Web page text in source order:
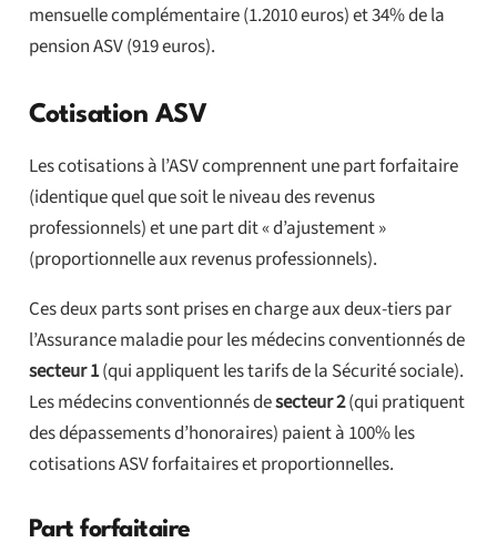
mensuelle complémentaire (1.2010 euros) et 34% de la
pension ASV (919 euros).
Cotisation ASV
Les cotisations à l’ASV comprennent une part forfaitaire
(identique quel que soit le niveau des revenus
professionnels) et une part dit « d’ajustement »
(proportionnelle aux revenus professionnels).
Ces deux parts sont prises en charge aux deux-tiers par
l’Assurance maladie pour les médecins conventionnés de
secteur 1(qui appliquent les tarifs de la Sécurité sociale).
Les médecins conventionnés desecteur 2(qui pratiquent
des dépassements d’honoraires) paient à 100% les
cotisations ASV forfaitaires et proportionnelles.
Part forfaitaire